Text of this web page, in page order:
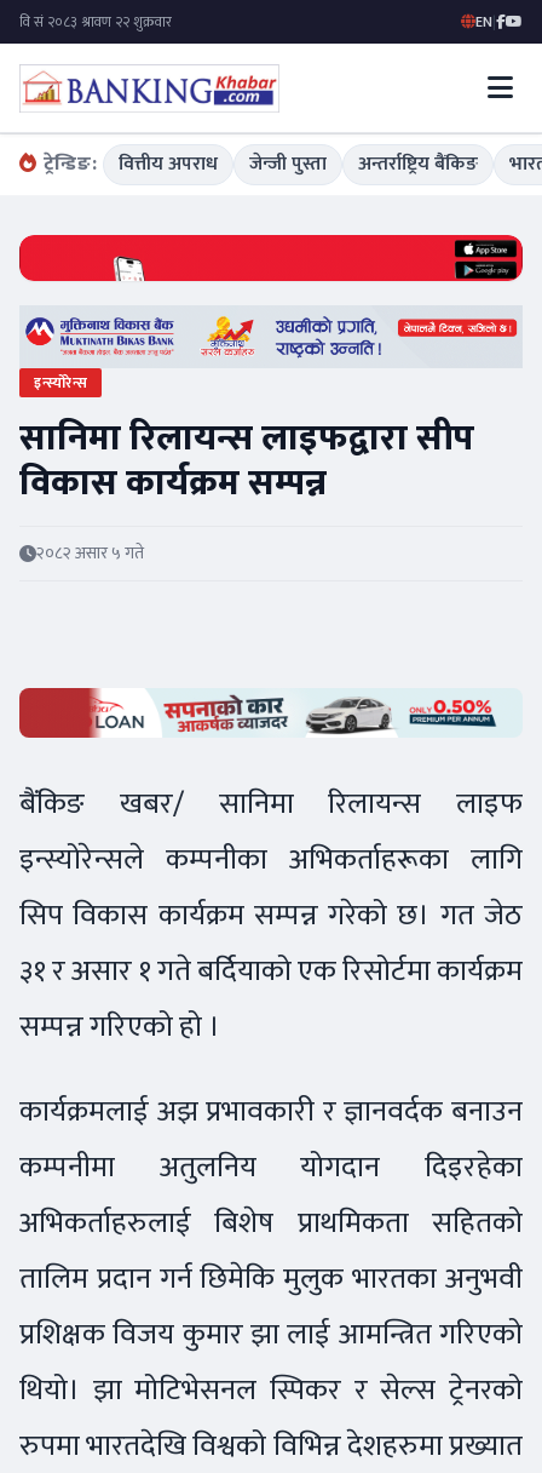
EN|
ट्रेन्डिङ: वित्तीय अपराध जेन्जी पुस्ता अन्तर्राष्ट्रिय बैंकिङ
इन्स्योरेन्स
सानिमा रिलायन्स लाइफद्वारा सीप
विकास कार्यक्रम सम्पन्न
२०८२ असार ५ गते
बैंकिङ खबर/ सानिमा रिलायन्स लाइफ
इन्स्योरेन्सले कम्पनीका अभिकर्ताहरूका लागि
सिप विकास कार्यक्रम सम्पन्न गरेको छ। गत जेठ
३१ र असार १ गते बर्दियाको एक रिसोर्टमा कार्यक्रम
सम्पन्न गरिएको हो ।
कार्यक्रमलाई अझ प्रभावकारी र ज्ञानवर्दक बनाउन
कम्पनीमा अतुलनिय योगदान दिइरहेका
अभिकर्ताहरुलाई बिशेष प्राथमिकता सहितको
तालिम प्रदान गर्न छिमेकि मुलुक भारतका अनुभवी
प्रशिक्षक विजय कुमार झा लाई आमन्त्रित गरिएको
थियो। झा मोटिभेसनल स्पिकर र सेल्स ट्रेनरको
रुपमा भारतदेखि विश्वको विभिन्न देशहरुमा प्रख्यात